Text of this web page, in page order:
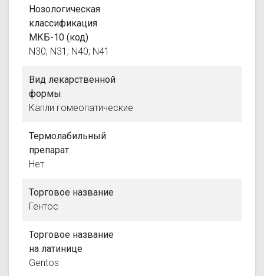
Нозологическая
классификация
МКБ-10 (код)
N30; N31; N40; N41
Вид лекарственной
формы
Капли гомеопатические
Термолабильный
препарат
Нет
Торговое название
Гентос
Торговое название
на латинице
Gentos